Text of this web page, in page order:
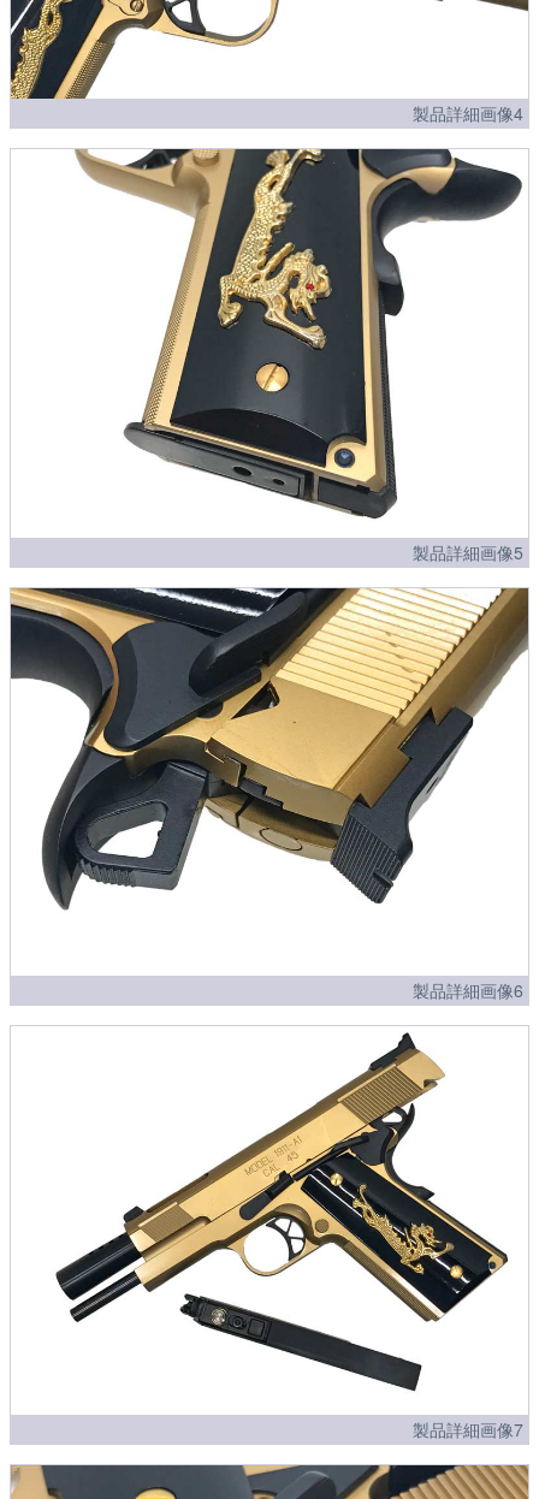
製品詳細画像4
製品詳細画像5
製品詳細画像6
製品詳細画像7